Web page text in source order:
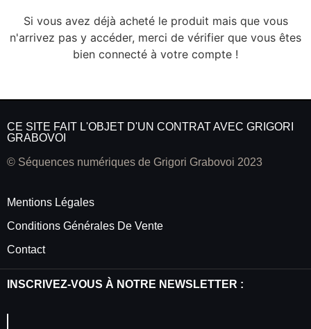
Si vous avez déjà acheté le produit mais que vous
n'arrivez pas y accéder, merci de vérifier que vous êtes
bien connecté à votre compte !
CE SITE FAIT L'OBJET D'UN CONTRAT AVEC GRIGORI
GRABOVOI
© Séquences numériques de Grigori Grabovoi 2023
Mentions Légales
Conditions Générales De Vente
Contact
INSCRIVEZ-VOUS À NOTRE NEWSLETTER :